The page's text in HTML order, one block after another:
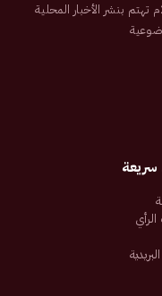
صحيفة إلكترونية سعودية تم تأسيسها عام 2007م تهتم بنشر الأخبار المحلية
سريعة